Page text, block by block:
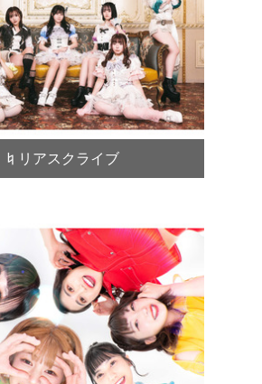
♮リアスクライブ